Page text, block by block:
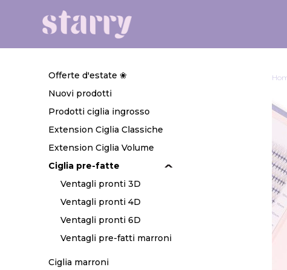
Offerte d'estate ❀
Nuovi prodotti
Prodotti ciglia ingrosso
Extension Ciglia Classiche
Extension Ciglia Volume
Ciglia pre-fatte
Ventagli pronti 3D
Ventagli pronti 4D
Ventagli pronti 6D
Ventagli pre-fatti marroni
Ciglia marroni
Vai
di